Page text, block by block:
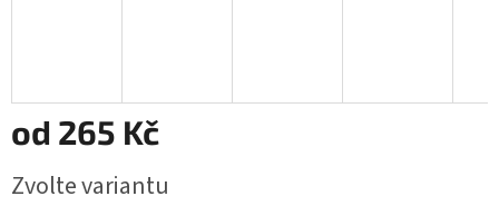
od 265 Kč
cena:
Zvolte variantu